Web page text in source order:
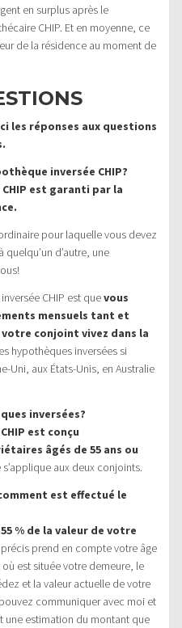
en surplus après le
CHIP. Et en moyenne, ce
de la résidence au moment de
les réponses aux questions
inversée CHIP?
est garanti par la
pour laquelle vous devez
d’autre, une
CHIP est quevous
mensuels tant et
conjoint vivez dans la
hypothèques inversées si
Uni, aux États-Unis, en Australie
inversées?
est conçu
âgés de 55 ans ou
aux deux conjoints.
est effectué le
% de la valeur de votre
prend en compte votre âge
est située votre demeure, le
et la valeur actuelle de votre
communiquer avec moi et
une estimation du montant que